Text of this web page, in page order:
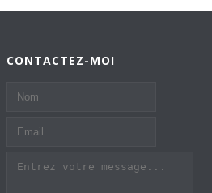
CONTACTEZ-MOI